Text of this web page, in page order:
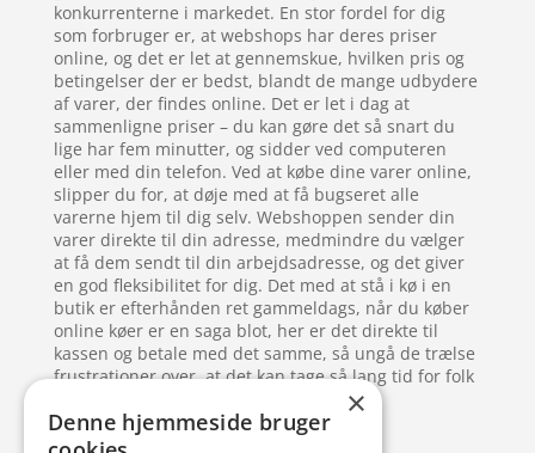
konkurrenterne i markedet. En stor fordel for dig
som forbruger er, at webshops har deres priser
online, og det er let at gennemskue, hvilken pris og
betingelser der er bedst, blandt de mange udbydere
af varer, der findes online. Det er let i dag at
sammenligne priser – du kan gøre det så snart du
lige har fem minutter, og sidder ved computeren
eller med din telefon. Ved at købe dine varer online,
slipper du for, at døje med at få bugseret alle
varerne hjem til dig selv. Webshoppen sender din
varer direkte til din adresse, medmindre du vælger
at få dem sendt til din arbejdsadresse, og det giver
en god fleksibilitet for dig. Det med at stå i kø i en
butik er efterhånden ret gammeldags, når du køber
online køer er en saga blot, her er det direkte til
kassen og betale med det samme, så ungå de trælse
frustrationer over, at det kan tage så lang tid for folk
×
Denne hjemmeside bruger